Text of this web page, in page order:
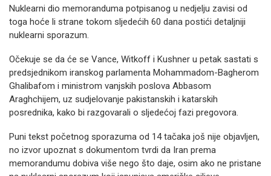
Nuklearni dio memoranduma potpisanog u nedjelju zavisi od
toga hoće li strane tokom sljedećih 60 dana postići detaljniji
nuklearni sporazum.
Očekuje se da će se Vance, Witkoff i Kushner u petak sastati s
predsjednikom iranskog parlamenta Mohammadom-Bagherom
Ghalibafom i ministrom vanjskih poslova Abbasom
Araghchijem, uz sudjelovanje pakistanskih i katarskih
posrednika, kako bi razgovarali o sljedećoj fazi pregovora.
Puni tekst početnog sporazuma od 14 tačaka još nije objavljen,
no izvor upoznat s dokumentom tvrdi da Iran prema
memorandumu dobiva više nego što daje, osim ako ne pristane